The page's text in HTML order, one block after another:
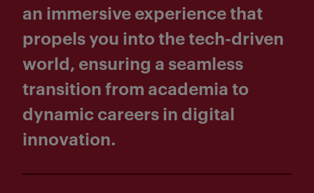
an immersive experience that
propels you into the tech-driven
world, ensuring a seamless
transition from academia to
dynamic careers in digital
innovation.